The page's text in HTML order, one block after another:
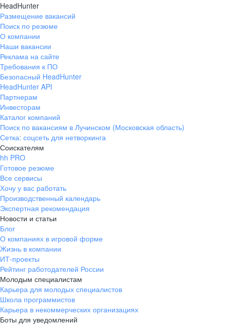
HeadHunter
Размещение вакансий
Поиск по резюме
О компании
Наши вакансии
Реклама на сайте
Требования к ПО
Безопасный HeadHunter
HeadHunter API
Партнерам
Инвесторам
Каталог компаний
Поиск по вакансиям в Лучинском (Московская область)
Сетка: соцсеть для нетворкинга
Соискателям
hh PRO
Готовое резюме
Все сервисы
Хочу у вас работать
Производственный календарь
Экспертная рекомендация
Новости и статьи
Блог
О компаниях в игровой форме
Жизнь в компании
ИТ-проекты
Рейтинг работодателей России
Молодым специалистам
Карьера для молодых специалистов
Школа программистов
Карьера в некоммерческих организациях
Боты для уведомлений